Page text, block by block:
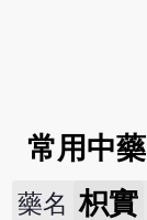
常用中藥
藥名 枳實